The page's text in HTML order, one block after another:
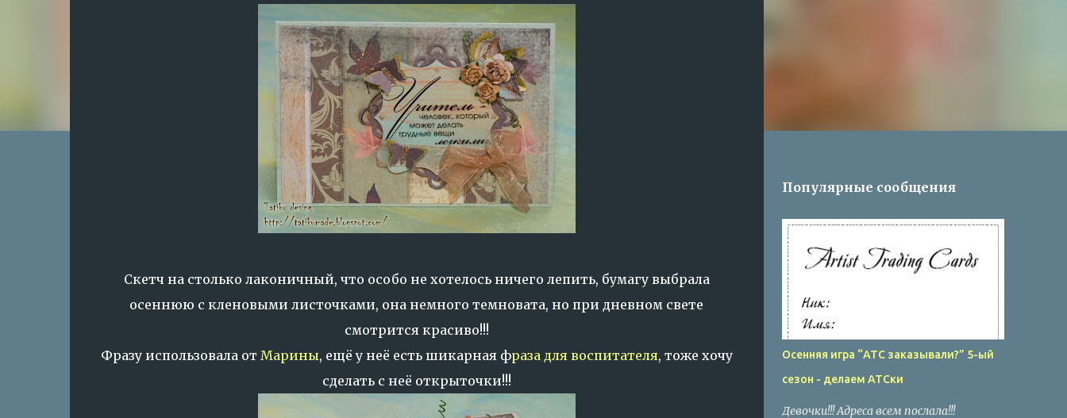
Скетч на столько лаконичный, что особо не хотелось ничего лепить, бумагу выбрала
осеннюю с кленовыми листочками, она немного темновата, но при дневном свете
смотрится красиво!!!
Фразу использовала от Марины, ещё у неё есть шикарная фраза для воспитателя, тоже хочу
сделать с неё открыточки!!!
Популярные сообщения
Осенняя игра “АТС заказывали?” 5-ый
сезон - делаем АТСки
Девочки!!! Адреса всем послала!!!